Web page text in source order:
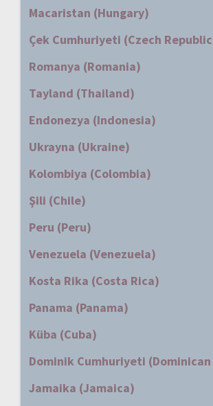
Macaristan (Hungary)
Çek Cumhuriyeti (Czech
Romanya (Romania)
Tayland (Thailand)
Endonezya (Indonesia)
Ukrayna (Ukraine)
Kolombiya (Colombia)
Şili (Chile)
Peru (Peru)
Venezuela (Venezuela)
Kosta Rika (Costa Rica)
Panama (Panama)
Küba (Cuba)
Dominik Cumhuriyeti
Jamaika (Jamaica)